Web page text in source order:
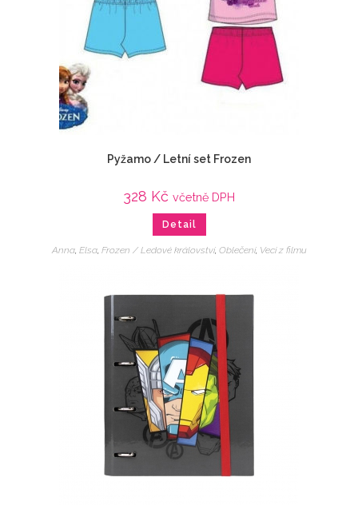
Pyžamo / Letní set Frozen
328 Kč včetně DPH
Detail
Anna, Elsa, Frozen / Ledové království, Oblečení, Veci z filmu